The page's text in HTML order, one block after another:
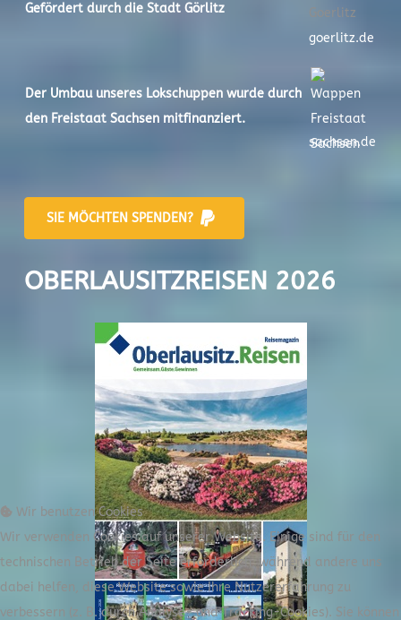
Gefördert durch die Stadt Görlitz
goerlitz.de
Der Umbau unseres Lokschuppen wurde durch
den Freistaat Sachsen mitfinanziert.
sachsen.de
SIE MÖCHTEN SPENDEN?
OBERLAUSITZREISEN 2026
Wir benutzen Cookies
Wir verwenden Cookies auf unserer Website. Einige sind für den
technischen Betrieb der Seite erforderlich, während andere uns
dabei helfen, diese Website sowie Ihre Nutzererfahrung zu
verbessern (z. B. durch Analyse- und Tracking-Cookies). Sie können